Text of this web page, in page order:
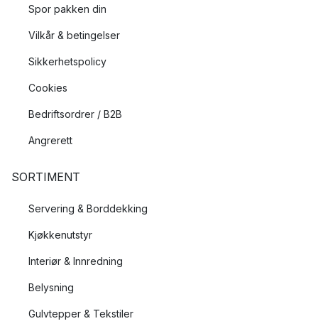
Spor pakken din
Vilkår & betingelser
Sikkerhetspolicy
Cookies
Bedriftsordrer / B2B
Angrerett
SORTIMENT
Servering & Borddekking
Kjøkkenutstyr
Interiør & Innredning
Belysning
Gulvtepper & Tekstiler